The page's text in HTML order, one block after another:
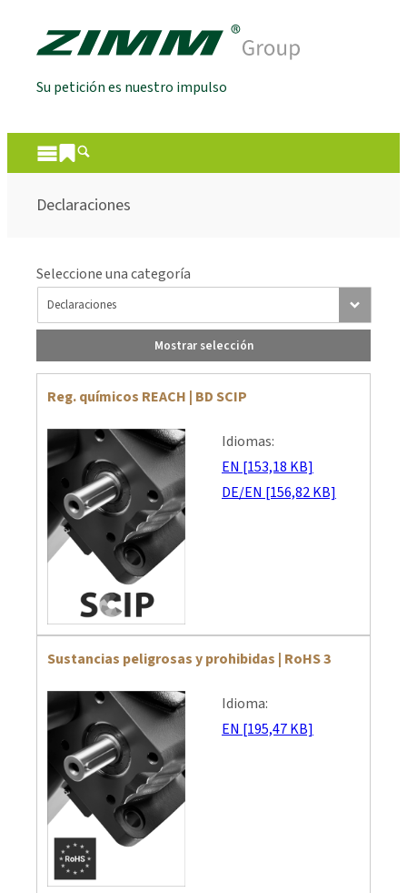
Su petición es nuestro impulso
Declaraciones
Seleccione una categoría
Mostrar selección
Reg. químicos REACH | BD SCIP
Idiomas:
EN [153,18 KB]
DE/EN [156,82 KB]
Sustancias peligrosas y prohibidas | RoHS 3
Idioma:
EN [195,47 KB]